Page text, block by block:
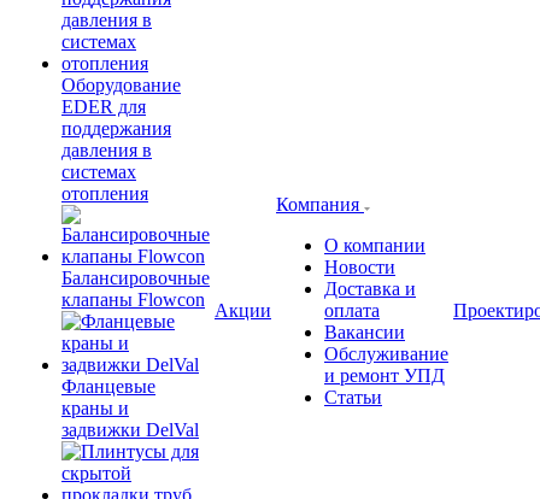
Оборудование
EDER для
поддержания
давления в
системах
отопления
Балансировочные
клапаны Flowcon
Фланцевые
краны и
задвижки DelVal
Акции
Компания
О компании
Новости
Доставка и
оплата
Вакансии
Обслуживание
и ремонт УПД
Статьи